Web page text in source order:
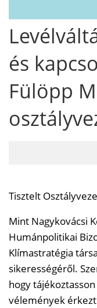
és
Fülöpp
Tisztelt
Mint Nagykovácsi
Humánpolitikai
Klímastratégia
sikerességéről.
hogy
vélemények